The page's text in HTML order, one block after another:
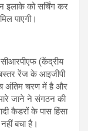
इलाके को सर्चिंग कर
पाएगी।
(केंद्रीय
बस्तर रेंज के आइजीपी
अंतिम चरण में है और
जाने ने संगठन की
कैडरों के पास हिंसा
बचा है।